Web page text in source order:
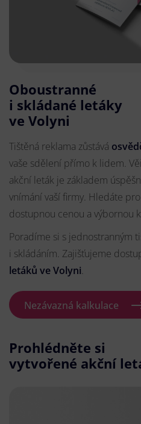
Oboustranné
i skládané letáky
ve Volyni
Tištěná reklama zůstává
vaše sdělení přímo k lidem.
akční leták je základem
vnímání vaší firmy. Hledáte
dostupnou cenou a výbornou
Poradíme si s jednostranným
i skládáním. Zajišťujeme
letáků ve Volyni.
Nezávazná kalkulace
Prohlédněte si
vytvořené akční